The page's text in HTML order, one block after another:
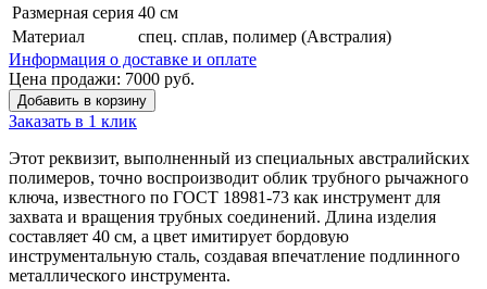
Размерная серия 40 см
Материал
спец. сплав, полимер (Австралия)
Информация о доставке и оплате
Цена продажи: 7000 руб.
Добавить в корзину
Заказать в 1 клик
Этот реквизит, выполненный из специальных австралийских
полимеров, точно воспроизводит облик трубного рычажного
ключа, известного по ГОСТ 18981-73 как инструмент для
захвата и вращения трубных соединений. Длина изделия
составляет 40 см, а цвет имитирует бордовую
инструментальную сталь, создавая впечатление подлинного
металлического инструмента.